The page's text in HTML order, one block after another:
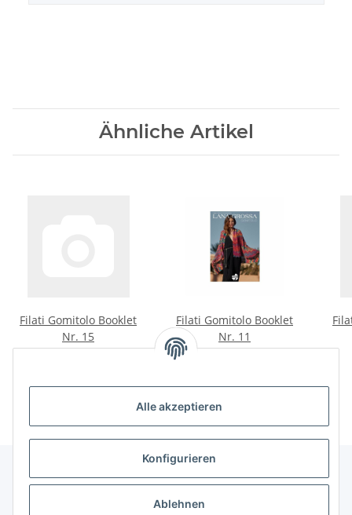
Alle akzeptieren
Konfigurieren
Ablehnen
Ähnliche Artikel
Filati Gomitolo Booklet
Nr. 15
5,50 €*
Filati Gomitolo Booklet
Nr. 11
4,90 €*